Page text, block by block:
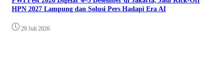
HPN 2027 Lampung dan Solusi Pers Hadapi Era AI
29 Juli 2026